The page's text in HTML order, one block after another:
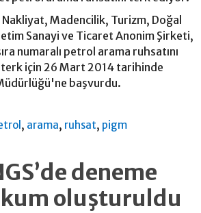
Madencilik, Turizm, Doğal
Sanayi ve Ticaret Anonim Şirketi,
numaralı petrol arama ruhsatını
için 26 Mart 2014 tarihinde
başvurdu.
, arama, ruhsat, pigm
deneme
oluşturuldu